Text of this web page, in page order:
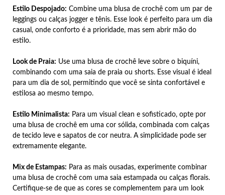
Estilo Despojado: Combine uma blusa de crochê com um par de
leggings ou calças jogger e tênis. Esse look é perfeito para um dia
casual, onde conforto é a prioridade, mas sem abrir mão do
estilo.
Look de Praia: Use uma blusa de crochê leve sobre o biquíni,
combinando com uma saia de praia ou shorts. Esse visual é ideal
para um dia de sol, permitindo que você se sinta confortável e
estilosa ao mesmo tempo.
Estilo Minimalista: Para um visual clean e sofisticado, opte por
uma blusa de crochê em uma cor sólida, combinada com calças
de tecido leve e sapatos de cor neutra. A simplicidade pode ser
extremamente elegante.
Mix de Estampas: Para as mais ousadas, experimente combinar
uma blusa de crochê com uma saia estampada ou calças florais.
Certifique-se de que as cores se complementem para um look